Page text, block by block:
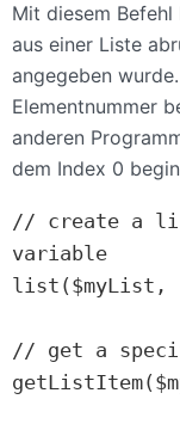
Mit diesem
aus einer Liste
angegeben
Elementnummer
anderen
dem Index 0
// create a
variable
list($myList,
// get a